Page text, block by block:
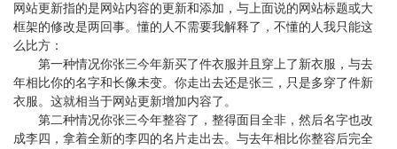
网站更新指的是网站内容的更新和添加，与上面说的网站标题或大
框架的修改是两回事。懂的人不需要我解释了，不懂的人我只能这
么比方：
第一种情况你张三今年新买了件衣服并且穿上了新衣服，与去
年相比你的名字和长像未变。你走出去还是张三，只是多穿了件新
衣服。这就相当于网站更新增加内容了。
第二种情况你张三今年整容了，整得面目全非，然后名字也改
成李四，拿着全新的李四的名片走出去。与去年相比你整容后完全